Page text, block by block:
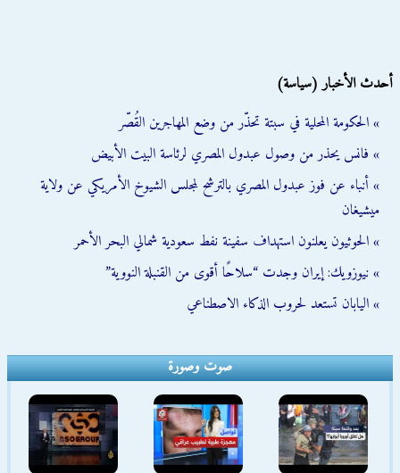
أحدث الأخبار (سياسة)
» الحكومة المحلية في سبتة تحذّر من وضع المهاجرين القُصّر
» فانس يحذر من وصول عبدول المصري لرئاسة البيت الأبيض
» أنباء عن فوز عبدول المصري بالترشح لمجلس الشيوخ الأمريكي عن ولاية
ميشيغان
» الحوثيون يعلنون استهداف سفينة نفط سعودية شمالي البحر الأحمر
» نيوزويك: إيران وجدت “سلاحًا أقوى من القنبلة النووية”
» اليابان تستعد لحروب الذكاء الاصطناعي
صوت وصورة